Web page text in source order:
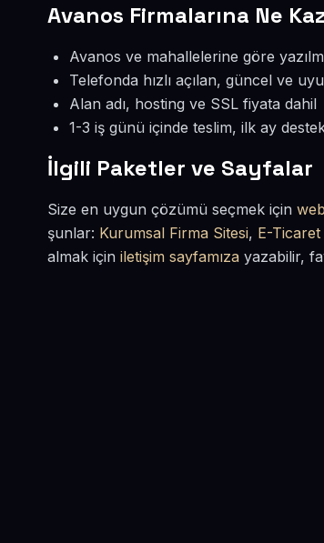
Avanos Firmalarına Ne
Avanos ve mahallelerine göre
Telefonda hızlı açılan, güncel ve
Alan adı, hosting ve SSL fiyata dahil
1-3 iş günü içinde teslim, ilk ay
İlgili Paketler ve Sayfalar
Size en uygun çözümü seçmek için
şunlar: Kurumsal Firma Sitesi, E-Ticaret
almak için iletişim sayfamıza yazabilir,